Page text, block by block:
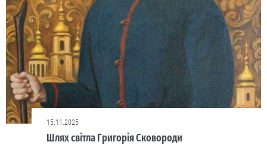
15.11.2025
Шлях світла Григорія Сковороди